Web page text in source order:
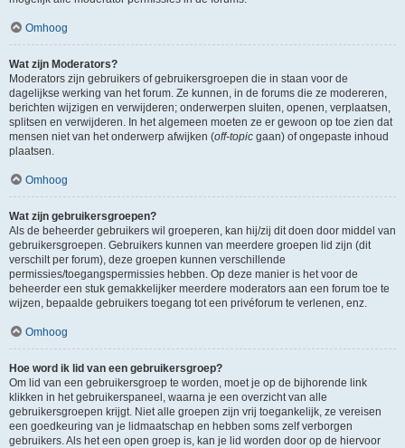
Omhoog
Wat zijn Moderators?
Moderators zijn gebruikers of gebruikersgroepen die in staan voor de
dagelijkse werking van het forum. Ze kunnen, in de forums die ze modereren,
berichten wijzigen en verwijderen; onderwerpen sluiten, openen, verplaatsen,
splitsen en verwijderen. In het algemeen moeten ze er gewoon op toe zien dat
mensen niet van het onderwerp afwijken (off-topic gaan) of ongepaste inhoud
plaatsen.
Omhoog
Wat zijn gebruikersgroepen?
Als de beheerder gebruikers wil groeperen, kan hij/zij dit doen door middel van
gebruikersgroepen. Gebruikers kunnen van meerdere groepen lid zijn (dit
verschilt per forum), deze groepen kunnen verschillende
permissies/toegangspermissies hebben. Op deze manier is het voor de
beheerder een stuk gemakkelijker meerdere moderators aan een forum toe te
wijzen, bepaalde gebruikers toegang tot een privéforum te verlenen, enz.
Omhoog
Hoe word ik lid van een gebruikersgroep?
Om lid van een gebruikersgroep te worden, moet je op de bijhorende link
klikken in het gebruikerspaneel, waarna je een overzicht van alle
gebruikersgroepen krijgt. Niet alle groepen zijn vrij toegankelijk, ze vereisen
een goedkeuring van je lidmaatschap en hebben soms zelf verborgen
gebruikers. Als het een open groep is, kan je lid worden door op de hiervoor